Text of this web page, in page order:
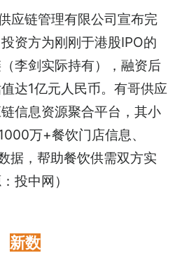
应链管理有限公司宣布完
资方为刚刚于港股IPO的
李剑实际持有），融资后
达1亿元人民币。有哥供应
信息资源聚合平台，其小
万+餐饮门店信息、
据，帮助餐饮供需双方实
投中网）
新数